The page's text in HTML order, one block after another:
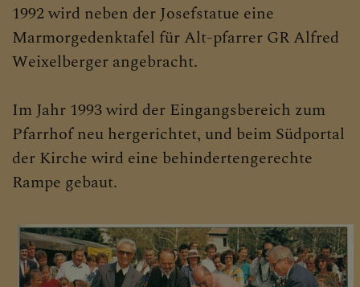
1992 wird neben der Josefstatue eine
Marmorgedenktafel für Alt-pfarrer GR Alfred
Weixelberger angebracht.
Im Jahr 1993 wird der Eingangsbereich zum
Pfarrhof neu hergerichtet, und beim Südportal
der Kirche wird eine behindertengerechte
Rampe gebaut.